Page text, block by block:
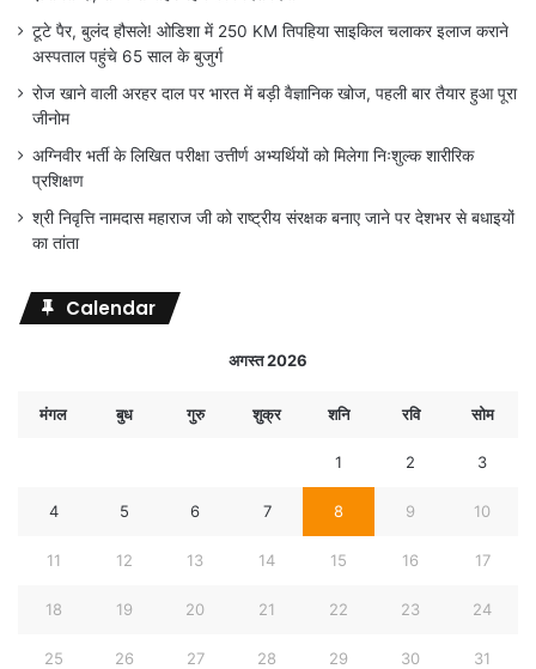
टूटे पैर, बुलंद हौसले! ओडिशा में 250 KM तिपहिया साइकिल चलाकर इलाज कराने
अस्पताल पहुंचे 65 साल के बुजुर्ग
रोज खाने वाली अरहर दाल पर भारत में बड़ी वैज्ञानिक खोज, पहली बार तैयार हुआ पूरा
जीनोम
अग्निवीर भर्ती के लिखित परीक्षा उत्तीर्ण अभ्यर्थियों को मिलेगा निःशुल्क शारीरिक
प्रशिक्षण
श्री निवृत्ति नामदास महाराज जी को राष्ट्रीय संरक्षक बनाए जाने पर देशभर से बधाइयों
का तांता
Calendar
अगस्त 2026
मंगल बुध गुरु शुक्र शनि रवि सोम
1 2 3
4 5 6 7 8 9 10
11 12 13 14 15 16 17
18 19 20 21 22 23 24
25 26 27 28 29 30 31